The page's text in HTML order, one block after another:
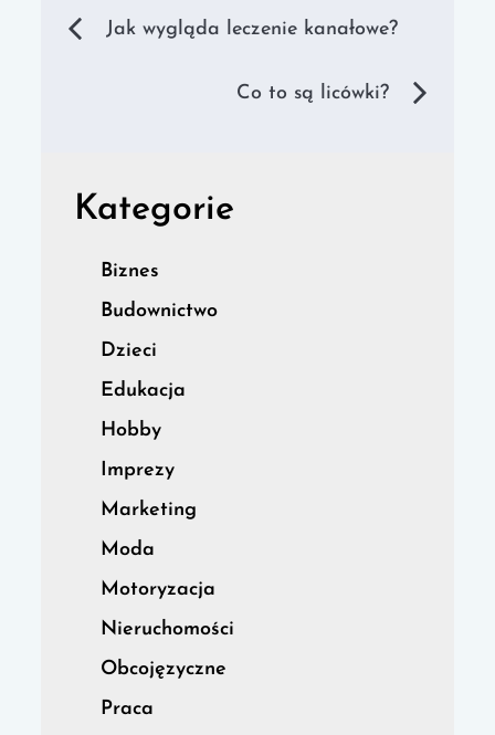
Nawigacja
Jak wygląda leczenie kanałowe?
Co to są licówki?
Kategorie
Biznes
Budownictwo
Dzieci
Edukacja
Hobby
Imprezy
Marketing
Moda
Motoryzacja
Nieruchomości
Obcojęzyczne
Praca